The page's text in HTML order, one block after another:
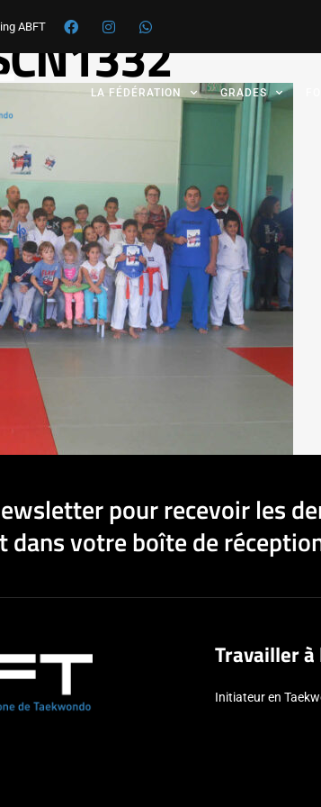
ABFT
LA FÉDÉRATION GRADES
pour recevoir les
votre boîte de
Travailler à
Initiateur en